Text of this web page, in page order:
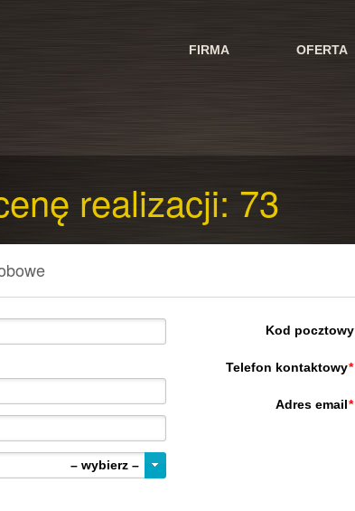
FIRMA OFERTA
realizacji: 73
– wybierz –
Kod pocztowy
Telefon kontaktowy*
Adres email*